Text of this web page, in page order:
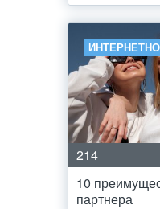
214
10
партнера